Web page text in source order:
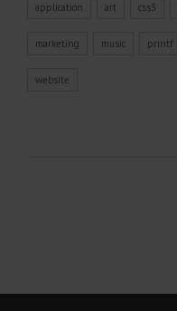
application art css3
marketing music printf
website